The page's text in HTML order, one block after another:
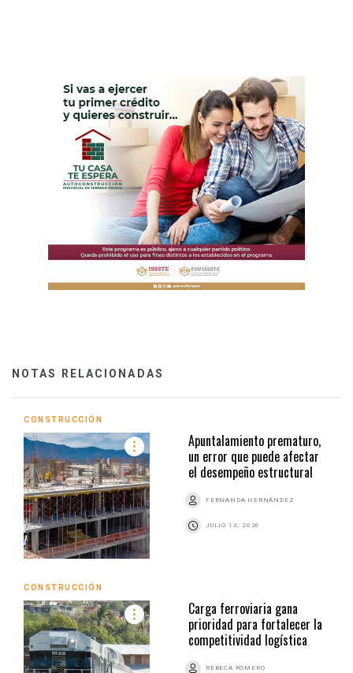
NOTAS RELACIONADAS
CONSTRUCCIÓN
Apuntalamiento prematuro,
un error que puede afectar
el desempeño estructural
FERNANDA HERNÁNDEZ
JULIO 13, 2026
CONSTRUCCIÓN
Carga ferroviaria gana
prioridad para fortalecer la
competitividad logística
REBECA ROMERO